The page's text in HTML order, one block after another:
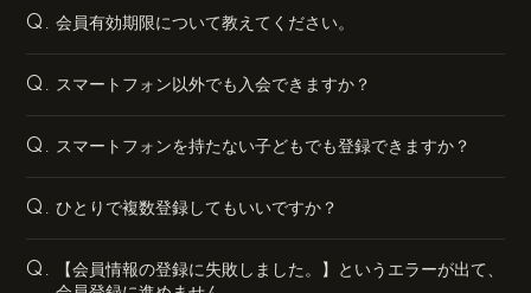
Q. 会員有効期限について教えてください。
Q. スマートフォン以外でも入会できますか？
Q. スマートフォンを持たない子どもでも登録できますか？
Q. ひとりで複数登録してもいいですか？
Q.
【会員情報の登録に失敗しました。】というエラーが出て、